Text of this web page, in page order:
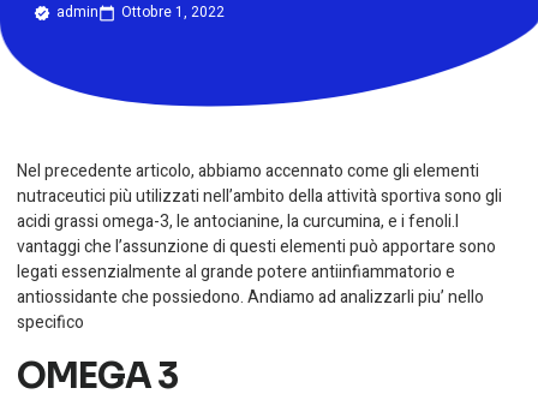
admin Ottobre 1, 2022
Nel precedente articolo, abbiamo accennato come gli elementi
nutraceutici più utilizzati nell’ambito della attività sportiva sono gli
acidi grassi omega-3, le antocianine, la curcumina, e i fenoli.I
vantaggi che l’assunzione di questi elementi può apportare sono
legati essenzialmente al grande potere antiinfiammatorio e
antiossidante che possiedono. Andiamo ad analizzarli piu’ nello
specifico
OMEGA 3